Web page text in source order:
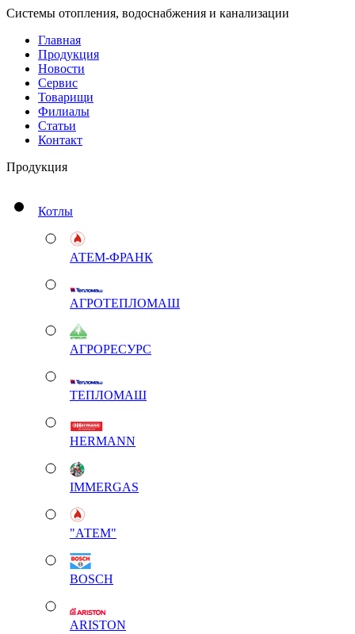
Системы отопления, водоснабжения и канализации
Главная
Продукция
Новости
Сервис
Товарищи
Филиалы
Статьи
Контакт
Продукция
Котлы
АТЕМ-ФРАНК
АГРОТЕПЛОМАШ
АГРОРЕСУРС
ТЕПЛОМАШ
HERMANN
IMMERGAS
"АТЕМ"
BOSCH
ARISTON